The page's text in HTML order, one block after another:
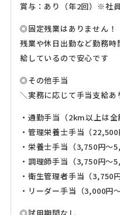
賞与：あり（年2回）※社
◎固定残業はありません！
残業や休日出勤など勤務
給しているので安心です
◎その他手当
＼実務に応じて手当支給あ
・通勤手当（2km以上は全
・管理栄養士手当（22,500
・栄養士手当（3,750円～
・調理師手当（3,750円～
・衛生管理者手当（3,750
・リーダー手当（3,000円